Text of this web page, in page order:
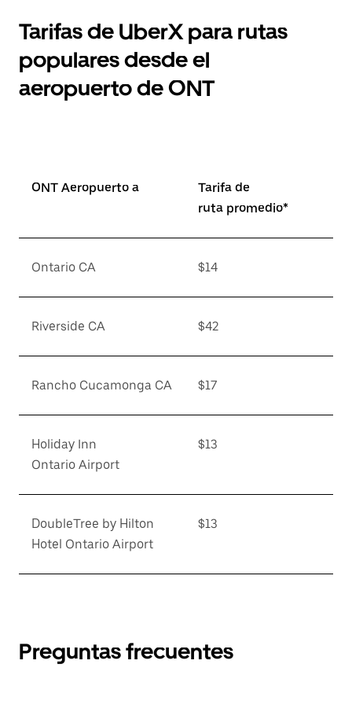
Tarifas de UberX para rutas
populares desde el
aeropuerto de ONT
ONT Aeropuerto a
Tarifa de
ruta promedio*
Ontario CA $14
Riverside CA $42
Rancho Cucamonga CA $17
Holiday Inn
Ontario Airport
$13
DoubleTree by Hilton
Hotel Ontario Airport
$13
Preguntas frecuentes